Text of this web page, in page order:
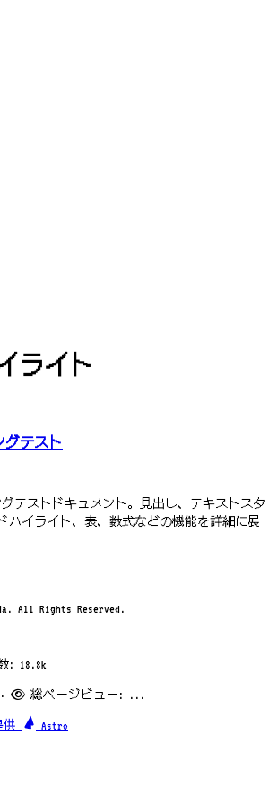
ライト
グテスト
グテストドキュメント。見出し、テキストスタ
ハイライト、表、数式などの機能を詳細に展
All Rights Reserved.
: 18.8k
· 総ページビュー: ...
供 Astro